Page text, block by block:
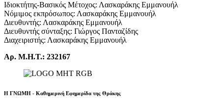
Ιδιοκτήτης-Βασικός Μέτοχος: Λασκαράκης Εμμανουήλ
Νόμιμος εκπρόσωπος: Λασκαράκης Εμμανουήλ
Διευθυντής: Λασκαράκης Εμμανουήλ
Διευθυντής σύνταξης: Γιώργος Πανταζίδης
Διαχειριστής: Λασκαράκης Εμμανουήλ
Αρ. Μ.Η.Τ.: 232167
Η ΓΝΩΜΗ - Καθημερινή Εφημερίδα της Θράκης